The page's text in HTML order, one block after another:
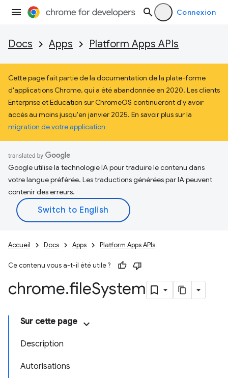
Connexion
Docs Apps Platform Apps APIs
Cette page fait partie de la documentation de la plate-forme
d'applications Chrome, qui a été abandonnée en 2020. Les clients
Enterprise et Education sur ChromeOS continueront d'y avoir
accès au moins jusqu'en janvier 2025. En savoir plus sur la
migration de votre application
Google utilise la technologie IA pour traduire le contenu dans
votre langue préférée. Les traductions générées par IA peuvent
contenir des erreurs.
Accueil Docs Apps Platform Apps APIs
Ce contenu vous a-t-il été utile ?
chrome.fileSystem
Sur cette page
Description
Autorisations